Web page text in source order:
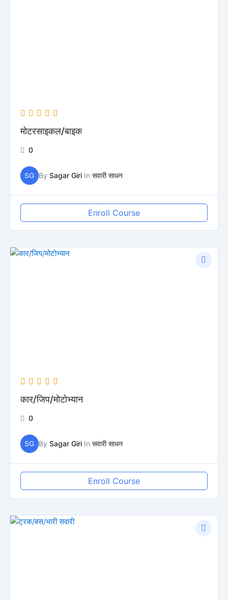
मोटरसाइकल/बाइक
0
SG By Sagar GiriIn सवारी साधन
Enroll Course
कार/जिप/मोटोभ्यान
0
SG By Sagar GiriIn सवारी साधन
Enroll Course